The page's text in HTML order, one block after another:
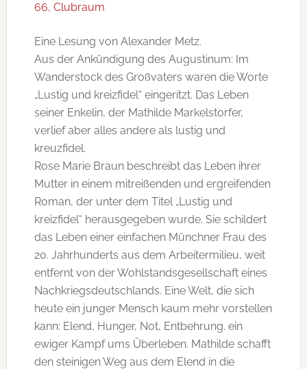
66, Clubraum
Eine Lesung von Alexander Metz.
Aus der Ankündigung des Augustinum: Im
Wanderstock des Großvaters waren die Worte
„Lustig und kreizfidel“ eingeritzt. Das Leben
seiner Enkelin, der Mathilde Markelstorfer,
verlief aber alles andere als lustig und
kreuzfidel.
Rose Marie Braun beschreibt das Leben ihrer
Mutter in einem mitreißenden und ergreifenden
Roman, der unter dem Titel „Lustig und
kreizfidel“ herausgegeben wurde. Sie schildert
das Leben einer einfachen Münchner Frau des
20. Jahrhunderts aus dem Arbeitermilieu, weit
entfernt von der Wohlstandsgesellschaft eines
Nachkriegsdeutschlands. Eine Welt, die sich
heute ein junger Mensch kaum mehr vorstellen
kann: Elend, Hunger, Not, Entbehrung. ein
ewiger Kampf ums Überleben. Mathilde schafft
den steinigen Weg aus dem Elend in die